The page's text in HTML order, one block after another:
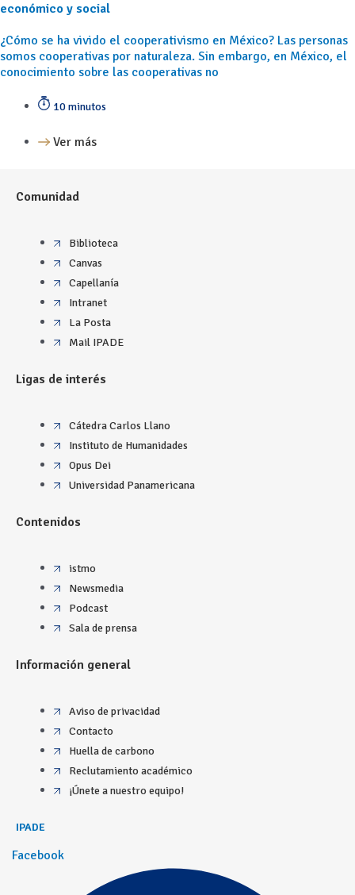
económico y social
¿Cómo se ha vivido el cooperativismo en México? Las personas
somos cooperativas por naturaleza. Sin embargo, en México, el
conocimiento sobre las cooperativas no
10 minutos
Ver más
Comunidad
Biblioteca
Canvas
Capellanía
Intranet
La Posta
Mail IPADE
Ligas de interés
Cátedra Carlos Llano
Instituto de Humanidades
Opus Dei
Universidad Panamericana
Contenidos
istmo
Newsmedia
Podcast
Sala de prensa
Información general
Aviso de privacidad
Contacto
Huella de carbono
Reclutamiento académico
¡Únete a nuestro equipo!
IPADE
Facebook